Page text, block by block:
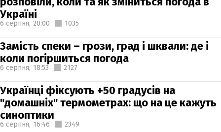
Україні
6 серпня, 20:00 1035
Замість спеки – грози, град і шквали: де і
коли погіршиться погода
6 серпня, 18:53 2127
Українці фіксують +50 градусів на
"домашніх" термометрах: що на це кажуть
синоптики
6 серпня, 16:46 2349